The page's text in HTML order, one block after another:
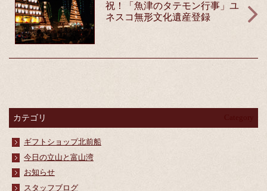
祝！「魚津のタテモン行事」ユ
ネスコ無形文化遺産登録
カテゴリ
ギフトショップ北前船
今日の立山と富山湾
お知らせ
スタッフブログ